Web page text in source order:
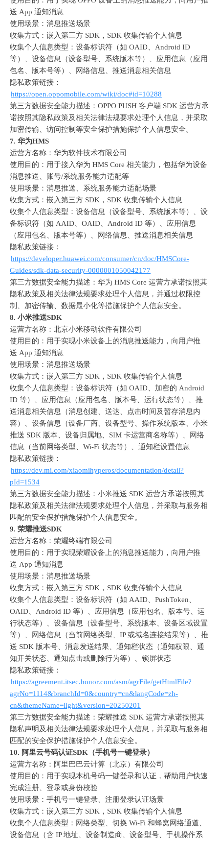
送 App 通知消息
使用场景：消息推送场景
收集方式：嵌入第三方 SDK ， SDK 收集传输个人信息
收集个人信息类型：设备标识符（如 OAID
Android ID
等）、设备信息（设备型号、系统版本等）、应用信息（应用
包名、版本号等）、网络信息、推送消息相关信息
隐私政策链接：
https://open.oppomobile.com/wiki/doc#id=10288
第三方数据安全能力描述： OPPO PUSH 客户端 SDK 运营方承
诺按照其隐私政策及相关法律法规要求处理个人信息，并采取
加密传输、访问控制等安全保护措施保护个人信息安全。
7. 华为HMS
运营方名称：华为软件技术有限公司
使用目的：用于接入华为 HMS Core 相关能力，包括华为设备
消息推送、账号/系统服务能力适配等
使用场景：消息推送、系统服务能力适配场景
收集方式：嵌入第三方 SDK ， SDK 收集传输个人信息
收集个人信息类型：设备信息（设备型号、系统版本等）、设
备标识符（如 AAID OAID Android ID 等）、应用信息
（应用包名、版本号等）、网络信息、推送消息相关信息
隐私政策链接：
https://developer.huawei.com/consumer/cn/doc/HMSCore-
Guides/sdk-data-security-0000001050042177
第三方数据安全能力描述：华为 HMS Core 运营方承诺按照其
隐私政策及相关法律法规要求处理个人信息，并通过权限控
制、加密传输、数据最小化等措施保护个人信息安全。
8. 小米推送SDK
运营方名称：北京小米移动软件有限公司
使用目的：用于实现小米设备上的消息推送能力，向用户推
送 App 通知消息
使用场景：消息推送场景
收集方式：嵌入第三方 SDK ， SDK 收集传输个人信息
收集个人信息类型：设备标识符（如 OAID 、加密的 Android
ID 等）、应用信息（应用包名、版本号、运行状态等）、推
送消息相关信息（消息创建、送达、点击时间及暂存消息内
容）、设备信息（设备厂商、设备型号、操作系统版本、小米
推送 SDK 版本、设备归属地、 SIM 卡运营商名称等）、网络
信息（当前网络类型、 Wi-Fi 状态等）、通知栏设置信息
隐私政策链接：
https://dev.mi.com/xiaomihyperos/documentation/detail?
pId=1534
第三方数据安全能力描述：小米推送 SDK 运营方承诺按照其
隐私政策及相关法律法规要求处理个人信息，并采取与服务相
匹配的安全保护措施保护个人信息安全。
9. 荣耀推送SDK
运营方名称：荣耀终端有限公司
使用目的：用于实现荣耀设备上的消息推送能力，向用户推
送 App 通知消息
使用场景：消息推送场景
收集方式：嵌入第三方 SDK ， SDK 收集传输个人信息
收集个人信息类型：设备标识符（如 AAID PushToken
OAID
Android ID 等）、应用信息（应用包名、版本号、运
行状态等）、设备信息（设备型号、系统版本、设备区域设置
等）、网络信息（当前网络类型、 IP 或域名连接结果等）、推
送 SDK 版本号、消息发送结果、通知栏状态（通知权限、通
知开关状态、通知点击或删除行为等）、锁屏状态
隐私政策链接：
https://agreement.itsec.honor.com/asm/agrFile/getHtmlFile?
agrNo=1114&branchId=0&country=cn&langCode=zh-
cn&themeName=light&version=20250201
第三方数据安全能力描述：荣耀推送 SDK 运营方承诺按照其
隐私声明及相关法律法规要求处理个人信息，并采取与服务相
匹配的安全保护措施保护个人信息安全。
10. 阿里云号码认证SDK （手机号一键登录）
运营方名称：阿里巴巴云计算（北京）有限公司
使用目的：用于实现本机号码一键登录和认证，帮助用户快速
完成注册、登录或身份校验
使用场景：手机号一键登录、注册登录认证场景
收集方式：嵌入第三方 SDK ， SDK 收集传输个人信息
收集个人信息类型：网络类型、切换 Wi-Fi 和蜂窝网络通道、
设备信息（含 IP 地址、设备制造商、设备型号、手机操作系